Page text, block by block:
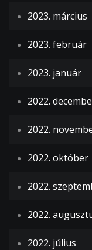
2023. március
2023. február
2023. január
2022.
2022.
2022. október
2022.
2022.
2022. július